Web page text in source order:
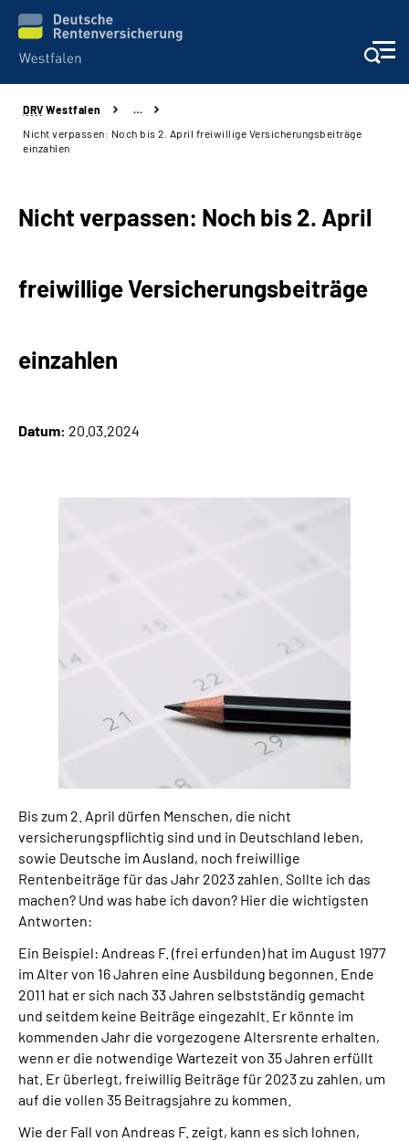
Kontakt und Beratung
Experten
Über uns
Online-Services
DRV Westfalen
…
Nicht verpassen: Noch bis 2. April freiwillige Versicherungsbeiträge
einzahlen
Nicht verpassen: Noch bis 2. April
freiwillige Versicherungsbeiträge
einzahlen
Datum: 20.03.2024
Bis zum 2. April dürfen Menschen, die nicht
versicherungspflichtig sind und in Deutschland leben,
sowie Deutsche im Ausland, noch freiwillige
Rentenbeiträge für das Jahr 2023 zahlen. Sollte ich das
machen? Und was habe ich davon? Hier die wichtigsten
Antworten:
Ein Beispiel: Andreas F. (frei erfunden) hat im August 1977
im Alter von 16 Jahren eine Ausbildung begonnen. Ende
2011 hat er sich nach 33 Jahren selbstständig gemacht
und seitdem keine Beiträge eingezahlt. Er könnte im
kommenden Jahr die vorgezogene Altersrente erhalten,
wenn er die notwendige Wartezeit von 35 Jahren erfüllt
hat. Er überlegt, freiwillig Beiträge für 2023 zu zahlen, um
auf die vollen 35 Beitragsjahre zu kommen.
Wie der Fall von Andreas F. zeigt, kann es sich lohnen,